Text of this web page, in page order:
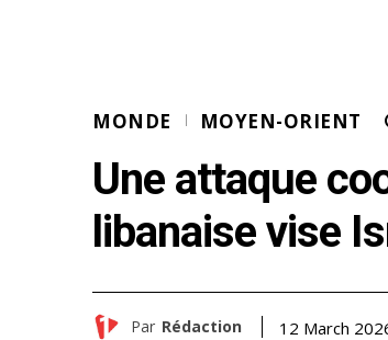
MONDE MOYEN-ORIENT
Une attaque
libanaise vise
Par Rédaction 12 March